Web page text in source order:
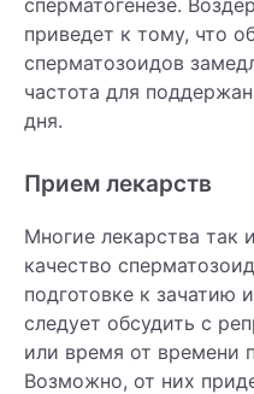
приведет к тому, что
сперматозоидов
частота для
дня.
Прием лекарств
Многие лекарства так
качество
подготовке к зачатию
следует обсудить с
или время от времени
Возможно, от них